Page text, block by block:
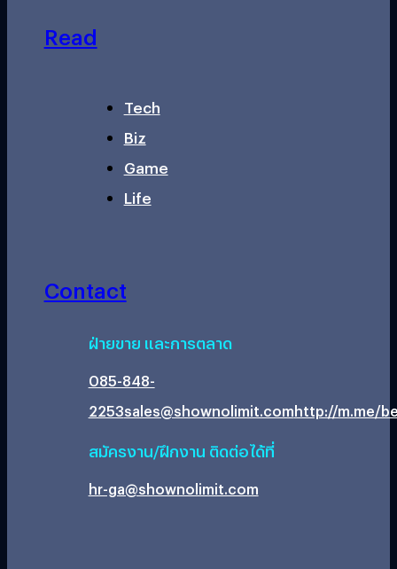
Read
Tech
Biz
Game
Life
Contact
ฝ่ายขาย และการตลาด
085-848-
2253sales@shownolimit.comhttp://m.me/
สมัครงาน/ฝึกงาน ติดต่อได้ที่
hr-ga@shownolimit.com